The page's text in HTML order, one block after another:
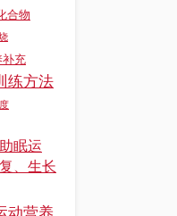
合物
充
练方法
眠运
、生长
动营养